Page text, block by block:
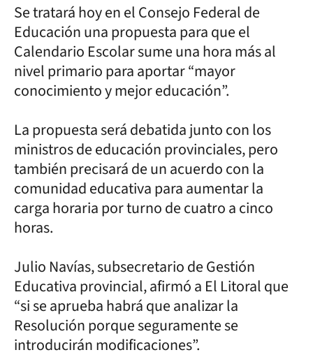
Se tratará hoy en el Consejo Federal de
Educación una propuesta para que el
Calendario Escolar sume una hora más al
nivel primario para aportar “mayor
conocimiento y mejor educación”.
La propuesta será debatida junto con los
ministros de educación provinciales, pero
también precisará de un acuerdo con la
comunidad educativa para aumentar la
carga horaria por turno de cuatro a cinco
horas.
Julio Navías, subsecretario de Gestión
Educativa provincial, afirmó a El Litoral que
“si se aprueba habrá que analizar la
Resolución porque seguramente se
introducirán modificaciones”.